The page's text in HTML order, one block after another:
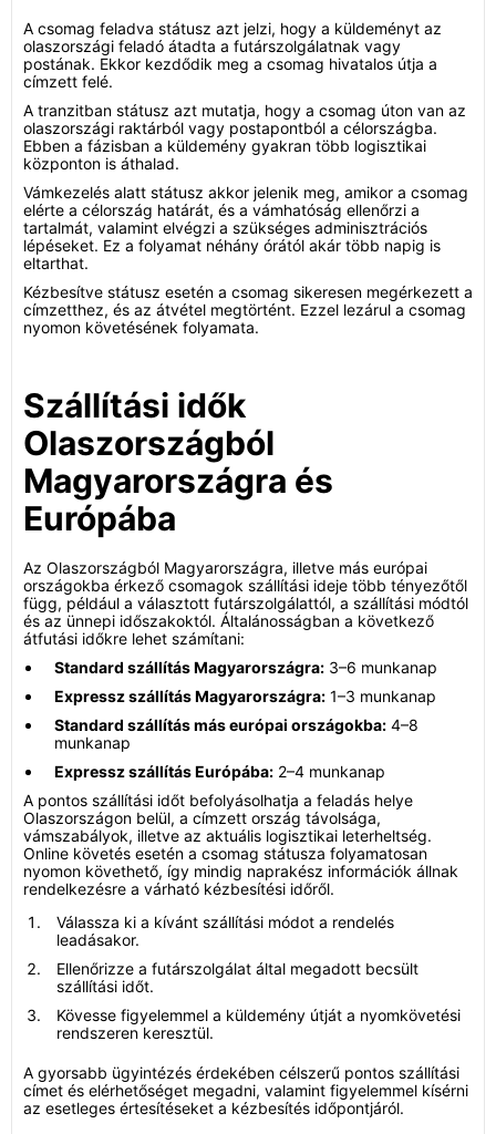
A csomag feladva státusz azt jelzi, hogy a küldeményt az
olaszországi feladó átadta a futárszolgálatnak vagy
postának. Ekkor kezdődik meg a csomag hivatalos útja a
címzett felé.
A tranzitban státusz azt mutatja, hogy a csomag úton van az
olaszországi raktárból vagy postapontból a célországba.
Ebben a fázisban a küldemény gyakran több logisztikai
központon is áthalad.
Vámkezelés alatt státusz akkor jelenik meg, amikor a csomag
elérte a célország határát, és a vámhatóság ellenőrzi a
tartalmát, valamint elvégzi a szükséges adminisztrációs
lépéseket. Ez a folyamat néhány órától akár több napig is
eltarthat.
Kézbesítve státusz esetén a csomag sikeresen megérkezett a
címzetthez, és az átvétel megtörtént. Ezzel lezárul a csomag
nyomon követésének folyamata.
Szállítási idők
Olaszországból
Magyarországra és
Európába
Az Olaszországból Magyarországra, illetve más európai
országokba érkező csomagok szállítási ideje több tényezőtől
függ, például a választott futárszolgálattól, a szállítási módtól
és az ünnepi időszakoktól. Általánosságban a következő
átfutási időkre lehet számítani:
Standard szállítás Magyarországra: 3–6 munkanap
Expressz szállítás Magyarországra: 1–3 munkanap
Standard szállítás más európai országokba: 4–8
munkanap
Expressz szállítás Európába: 2–4 munkanap
A pontos szállítási időt befolyásolhatja a feladás helye
Olaszországon belül, a címzett ország távolsága,
vámszabályok, illetve az aktuális logisztikai leterheltség.
Online követés esetén a csomag státusza folyamatosan
nyomon követhető, így mindig naprakész információk állnak
rendelkezésre a várható kézbesítési időről.
Válassza ki a kívánt szállítási módot a rendelés
leadásakor.
Ellenőrizze a futárszolgálat által megadott becsült
szállítási időt.
Kövesse figyelemmel a küldemény útját a nyomkövetési
rendszeren keresztül.
A gyorsabb ügyintézés érdekében célszerű pontos szállítási
címet és elérhetőséget megadni, valamint figyelemmel kísérni
az esetleges értesítéseket a kézbesítés időpontjáról.